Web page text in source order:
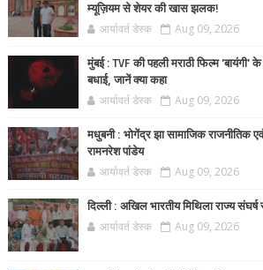
म्यूज़ियम से शेयर की खास झलक!
आर्यावर्त डेस्क Aug 09, 2026
मुंबई : TVF की पहली मराठी फिल्म 'बायंगी'
बधाई, जानें क्या कहा
आर्यावर्त डेस्क Aug 09, 2026
मधुबनी : भोगेंद्र झा सामाजिक राजनीतिक
रामनरेश पांडेय
आर्यावर्त डेस्क Aug 09, 2026
दिल्ली : अखिल भारतीय मिथिला राज्य संघर्ष
आर्यावर्त डेस्क Aug 09, 2026